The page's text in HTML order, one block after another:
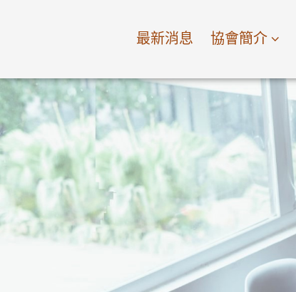
最新消息 協會簡介